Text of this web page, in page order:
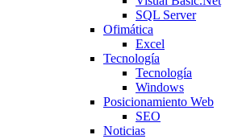
SQL Server
Ofimática
Excel
Tecnología
Tecnología
Windows
Posicionamiento Web
SEO
Noticias